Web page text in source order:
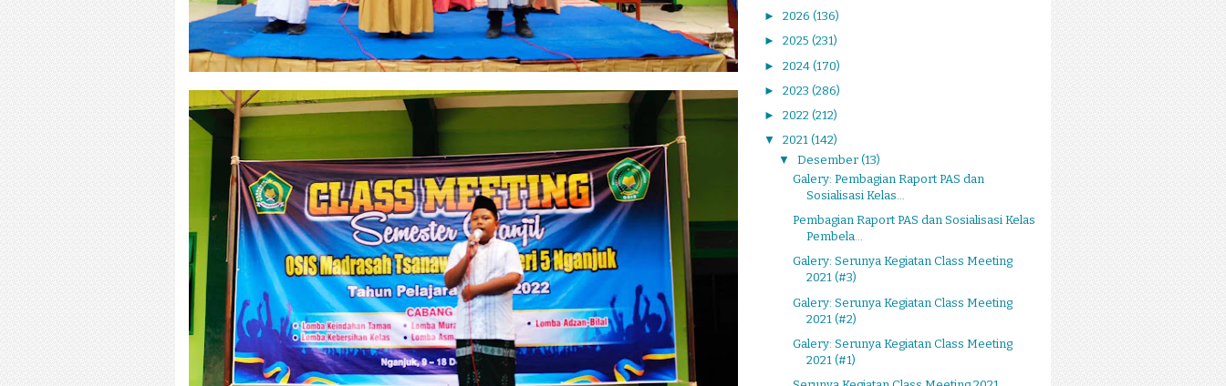
► 2026 (136)
► 2025 (231)
► 2024 (170)
► 2023 (286)
► 2022 (212)
▼ 2021 (142)
▼ Desember (13)
Galery: Pembagian Raport PAS dan
Sosialisasi Kelas...
Pembagian Raport PAS dan Sosialisasi Kelas
Pembela...
Galery: Serunya Kegiatan Class Meeting
2021 (#3)
Galery: Serunya Kegiatan Class Meeting
2021 (#2)
Galery: Serunya Kegiatan Class Meeting
2021 (#1)